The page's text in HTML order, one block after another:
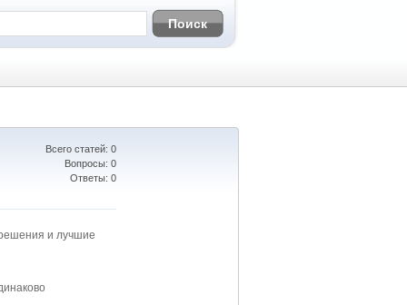
Всего статей: 0
Вопросы: 0
Ответы: 0
и лучшие